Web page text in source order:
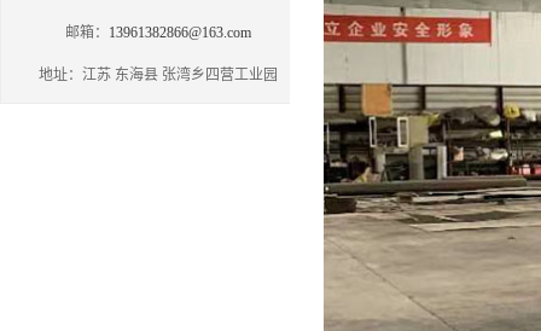
邮箱： 13961382866@163.com
地址：江苏 东海县 张湾乡四营工业园